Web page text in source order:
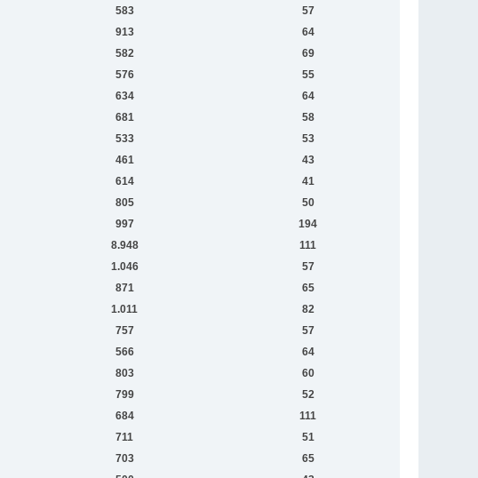
583
57
913
64
582
69
576
55
634
64
681
58
533
53
461
43
614
41
805
50
997
194
8.948
111
1.046
57
871
65
1.011
82
757
57
566
64
803
60
799
52
684
111
711
51
703
65